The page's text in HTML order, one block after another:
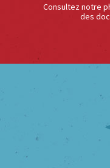
Consultez notre
des